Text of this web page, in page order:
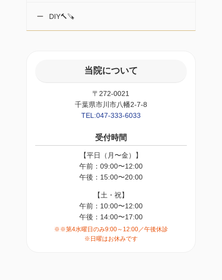
DIY🔨🪚
当院について
〒272-0021
千葉県市川市八幡2-7-8
TEL:047-333-6033
受付時間
【平日（月〜金）】
午前：09:00〜12:00
午後：15:00〜20:00
【土・祝】
午前：10:00〜12:00
午後：14:00〜17:00
※※第4水曜日のみ9:00～12:00／午後休診
※日曜はお休みです